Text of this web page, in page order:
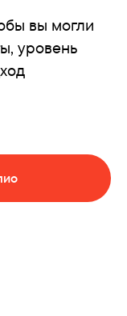
вы могли
уровень